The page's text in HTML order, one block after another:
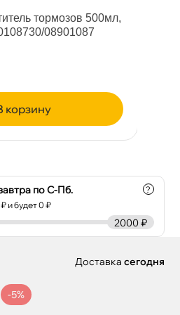
тормозов 500мл,
08901087
по С-Пб.
₽ и будет 0 ₽
?
2000 ₽
-5%
Доставка сегодня